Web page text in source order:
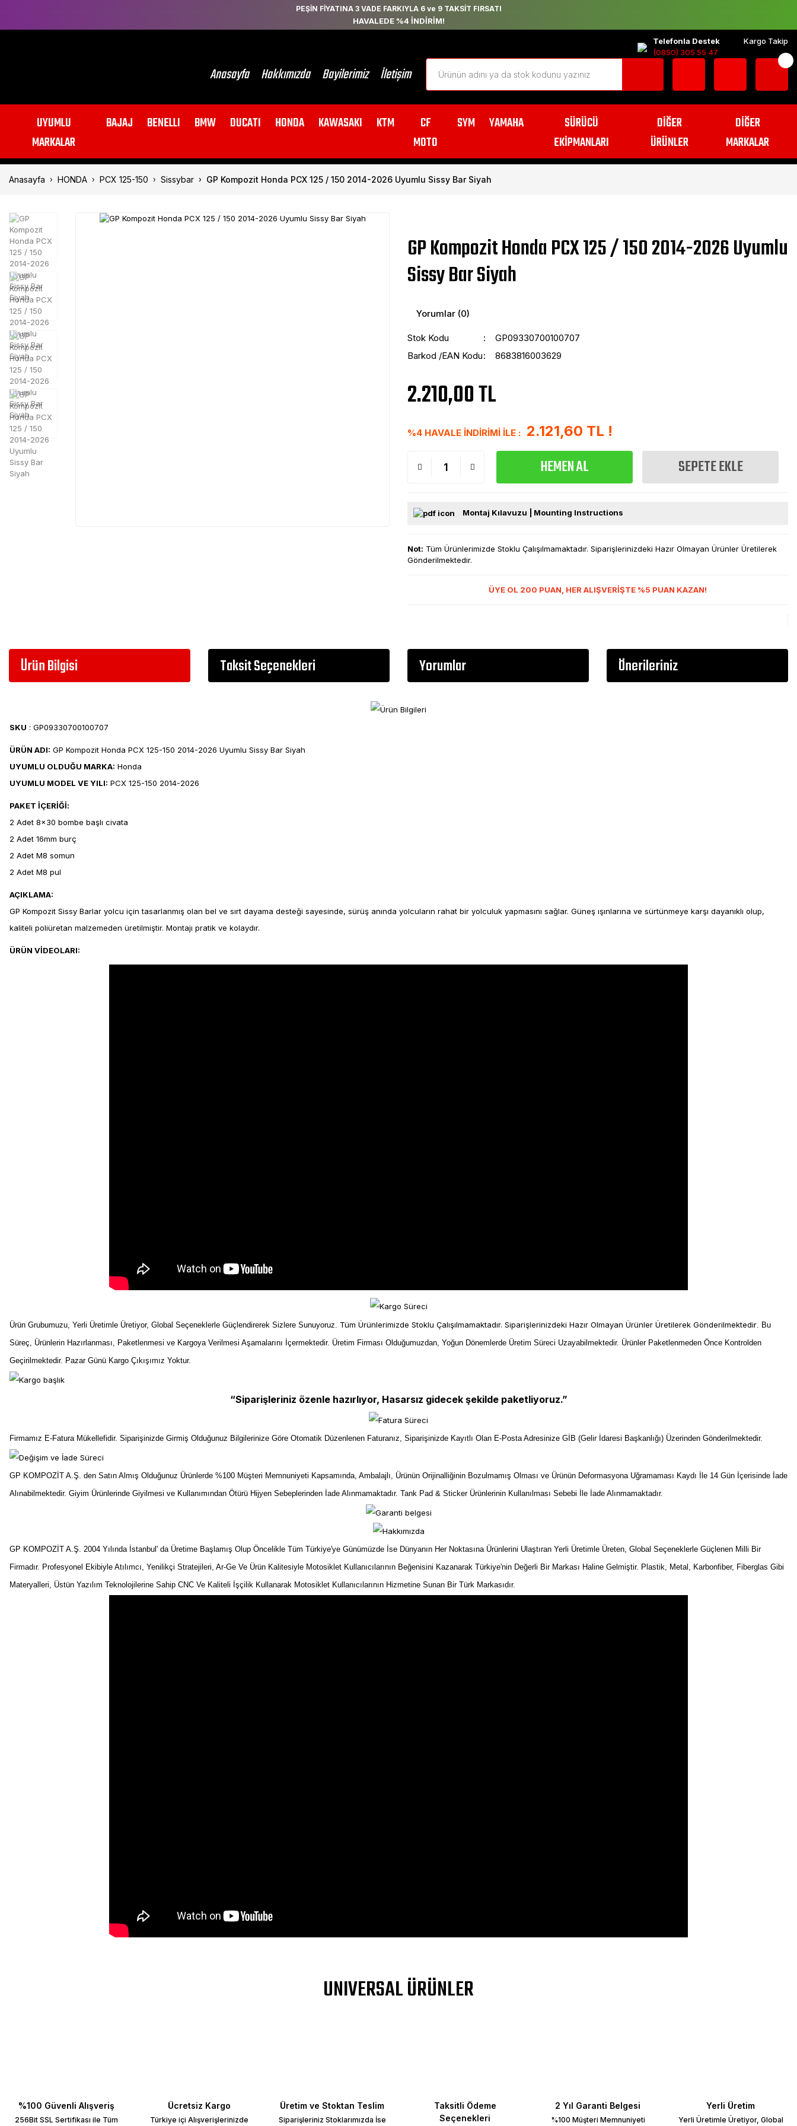
PEŞİN FİYATINA 3 VADE FARKIYLA 6 ve 9 TAKSİT FIRSATI
HAVALEDE %4 İNDİRİM!
Telefonla Destek
(0850) 305 55 47
Kargo Takip
Anasayfa Hakkımızda Bayilerimiz İletişim
UYUMLU
MARKALAR
BAJAJ BENELLI BMW DUCATI HONDA KAWASAKI KTM
CF
MOTO
SYM YAMAHA
SÜRÜCÜ
EKİPMANLARI
DİĞER
ÜRÜNLER
DİĞER
MARKALAR
Anasayfa HONDA PCX 125-150 Sissybar GP Kompozit Honda PCX 125 / 150 2014-2026 Uyumlu Sissy Bar Siyah
GP Kompozit Honda PCX 125 / 150 2014-2026 Uyumlu
Sissy Bar Siyah
Yorumlar (0)
Stok Kodu
GP09330700100707
Barkod /EAN Kodu
8683816003629
2.210,00 TL
%4 HAVALE İNDİRİMİ İLE : 2.121,60 TL !
HEMEN AL SEPETE EKLE
Montaj Kılavuzu | Mounting Instructions
Not: Tüm Ürünlerimizde Stoklu Çalışılmamaktadır. Siparişlerinizdeki Hazır Olmayan Ürünler Üretilerek
Gönderilmektedir.
ÜYE OL 200 PUAN, HER ALIŞVERİŞTE %5 PUAN KAZAN!
Ürün Bilgisi Taksit Seçenekleri Yorumlar Önerileriniz
SKU : GP09330700100707
ÜRÜN ADI: GP Kompozit Honda PCX 125-150 2014-2026 Uyumlu Sissy Bar Siyah
UYUMLU OLDUĞU MARKA: Honda
UYUMLU MODEL VE YILI: PCX 125-150 2014-2026
PAKET İÇERİĞİ:
2 Adet 8x30 bombe başlı civata
2 Adet 16mm burç
2 Adet M8 somun
2 Adet M8 pul
AÇIKLAMA:
GP Kompozit Sissy Barlar yolcu için tasarlanmış olan bel ve sırt dayama desteği sayesinde, sürüş anında yolcuların rahat bir yolculuk yapmasını sağlar. Güneş ışınlarına ve sürtünmeye karşı dayanıklı olup,
kaliteli poliüretan malzemeden üretilmiştir. Montajı pratik ve kolaydır.
ÜRÜN VİDEOLARI:
Ürün Grubumuzu, Yerli Üretimle Üretiyor, Global Seçeneklerle Güçlendirerek Sizlere Sunuyoruz. Tüm Ürünlerimizde Stoklu Çalışılmamaktadır. Siparişlerinizdeki Hazır Olmayan Ürünler Üretilerek Gönderilmektedir. Bu
Süreç, Ürünlerin Hazırlanması, Paketlenmesi ve Kargoya Verilmesi Aşamalarını İçermektedir. Üretim Firması Olduğumuzdan, Yoğun Dönemlerde Üretim Süreci Uzayabilmektedir. Ürünler Paketlenmeden Önce Kontrolden
Geçirilmektedir. Pazar Günü Kargo Çıkışımız Yoktur.
“Siparişleriniz özenle hazırlıyor, Hasarsız gidecek şekilde paketliyoruz.”
Firmamız E-Fatura Mükellefidir. Siparişinizde Girmiş Olduğunuz Bilgilerinize Göre Otomatik Düzenlenen Faturanız, Siparişinizde Kayıtlı Olan E-Posta Adresinize GİB (Gelir İdaresi Başkanlığı) Üzerinden Gönderilmektedir.
GP KOMPOZİT A.Ş. den Satın Almış Olduğunuz Ürünlerde %100 Müşteri Memnuniyeti Kapsamında, Ambalajlı, Ürünün Orijinalliğinin Bozulmamış Olması ve Ürünün Deformasyona Uğramaması Kaydı İle 14 Gün İçerisinde İade
Alınabilmektedir. Giyim Ürünlerinde Giyilmesi ve Kullanımından Ötürü Hijyen Sebeplerinden İade Alınmamaktadır. Tank Pad & Sticker Ürünlerinin Kullanılması Sebebi İle İade Alınmamaktadır.
GP KOMPOZİT A.Ş. 2004 Yılında İstanbul' da Üretime Başlamış Olup Öncelikle Tüm Türkiye'ye Günümüzde İse Dünyanın Her Noktasına Ürünlerini Ulaştıran Yerli Üretimle Üreten, Global Seçeneklerle Güçlenen Milli Bir
Firmadır. Profesyonel Ekibiyle Atılımcı, Yenilikçi Stratejileri, Ar-Ge Ve Ürün Kalitesiyle Motosiklet Kullanıcılarının Beğenisini Kazanarak Türkiye'nin Değerli Bir Markası Haline Gelmiştir. Plastik, Metal, Karbonfiber, Fiberglas Gibi
Materyalleri, Üstün Yazılım Teknolojilerine Sahip CNC Ve Kaliteli İşçilik Kullanarak Motosiklet Kullanıcılarının Hizmetine Sunan Bir Türk Markasıdır.
Bu ürüne ilk yorumu siz yapın!
Bu ürünün fiyat bilgisi, resim, ürün açıklamalarında ve diğer konularda yetersiz gördüğünüz noktaları öneri formunu kullanarak tarafımıza iletebilirsiniz.
UNIVERSAL ÜRÜNLER
%100 Güvenli Alışveriş
256Bit SSL Sertifikası ile Tüm
Ücretsiz Kargo
Türkiye içi Alışverişlerinizde
Üretim ve Stoktan Teslim
Siparişleriniz Stoklarımızda İse
Taksitli Ödeme
Seçenekleri
2 Yıl Garanti Belgesi
%100 Müşteri Memnuniyeti
Yerli Üretim
Yerli Üretimle Üretiyor, Global